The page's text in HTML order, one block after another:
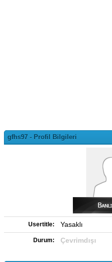
gfhs97 - Profil Bilgileri
Usertitle: Yasaklı
Durum: Çevrimdışı